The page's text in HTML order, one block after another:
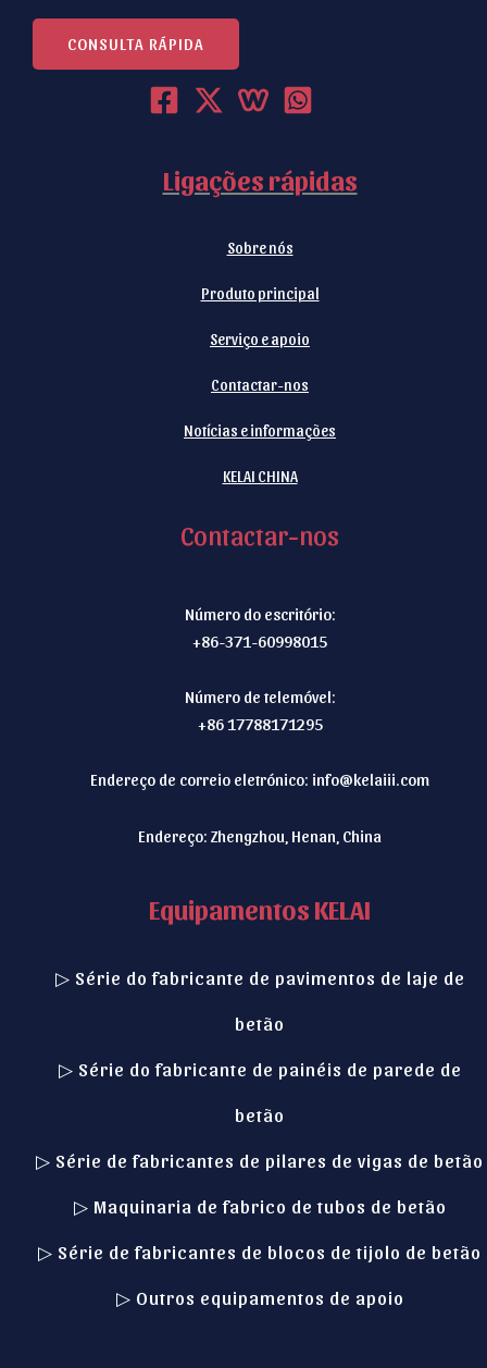
CONSULTA RÁPIDA
Ligações rápidas
Sobre nós
Produto principal
Serviço e apoio
Contactar-nos
Notícias e informações
KELAI CHINA
Contactar-nos
Número do escritório:
+86-371-60998015
Número de telemóvel:
+86 17788171295
Endereço de correio eletrónico: info@kelaiii.com
Endereço: Zhengzhou, Henan, China
Equipamentos KELAI
▷ Série do fabricante de pavimentos de laje de
betão
▷ Série do fabricante de painéis de parede de
betão
▷ Série de fabricantes de pilares de vigas de betão
▷ Maquinaria de fabrico de tubos de betão
▷ Série de fabricantes de blocos de tijolo de betão
▷ Outros equipamentos de apoio
Italian